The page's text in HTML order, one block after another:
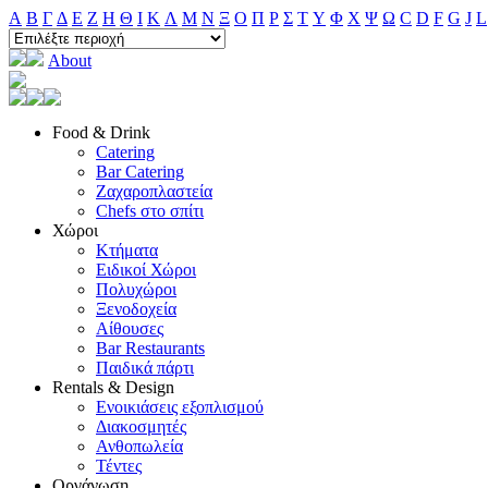
A B Γ Δ E Ζ H Θ I K Λ M N Ξ O Π Ρ Σ T Y Φ Χ Ψ Ω C D F G J L
About
Food & Drink
Catering
Bar Catering
Ζαχαροπλαστεία
Chefs στο σπίτι
Χώροι
Κτήματα
Ειδικοί Χώροι
Πολυχώροι
Ξενοδοχεία
Αίθουσες
Bar Restaurants
Παιδικά πάρτι
Rentals & Design
Ενοικιάσεις εξοπλισμού
Διακοσμητές
Ανθοπωλεία
Τέντες